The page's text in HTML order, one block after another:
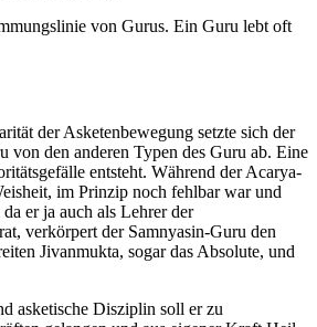
von Gurus. Ein Guru lebt oft
der Asketenbewegung setzte sich der
von den anderen Typen des Guru ab. Eine
entsteht. Während der Acarya-
im Prinzip noch fehlbar war und
er ja auch als Lehrer der
verkörpert der Samnyasin-Guru den
Jivanmukta, sogar das Absolute, und
asketische Disziplin soll er zu